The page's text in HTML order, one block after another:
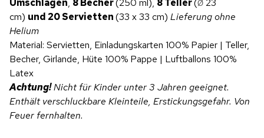
Ø
cm) und 20Servietten(33 x 33 cm) Lieferung ohne
Helium
Material: Servietten, Einladungskarten 100% Papier | Teller,
Becher, Girlande, Hüte 100% Pappe | Luftballons 100%
Latex
Achtung!Nicht für Kinder unter 3 Jahren geeignet.
Enthält verschluckbare Kleinteile, Erstickungsgefahr. Von
Feuer fernhalten.